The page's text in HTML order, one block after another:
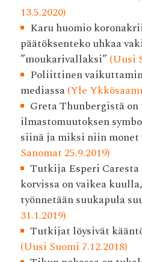
13.5.2020)
Karu huomio
päätöksenteko uhkaa
”moukarivallaksi”(Uusi
Poliittinen
mediassa(Yle
Greta Thunbergistä
ilmastomuutoksen
siinä ja miksi niin monet
Sanomat 25.9.2019)
Tutkija Esperi
korvissa on vaikea
työnnetään suukapula
31.1.2019)
Tutkijat löysivät
(Uusi Suomi 7.12.2018)